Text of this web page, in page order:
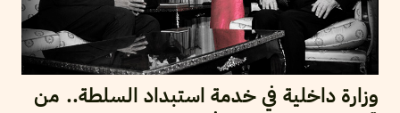
وزارة داخلية في خدمة استبداد السلطة.. من